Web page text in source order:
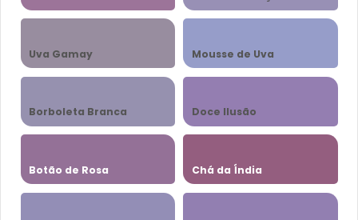
Uva Gamay Mousse de Uva
Borboleta Branca Doce Ilusão
Botão de Rosa Chá da Índia